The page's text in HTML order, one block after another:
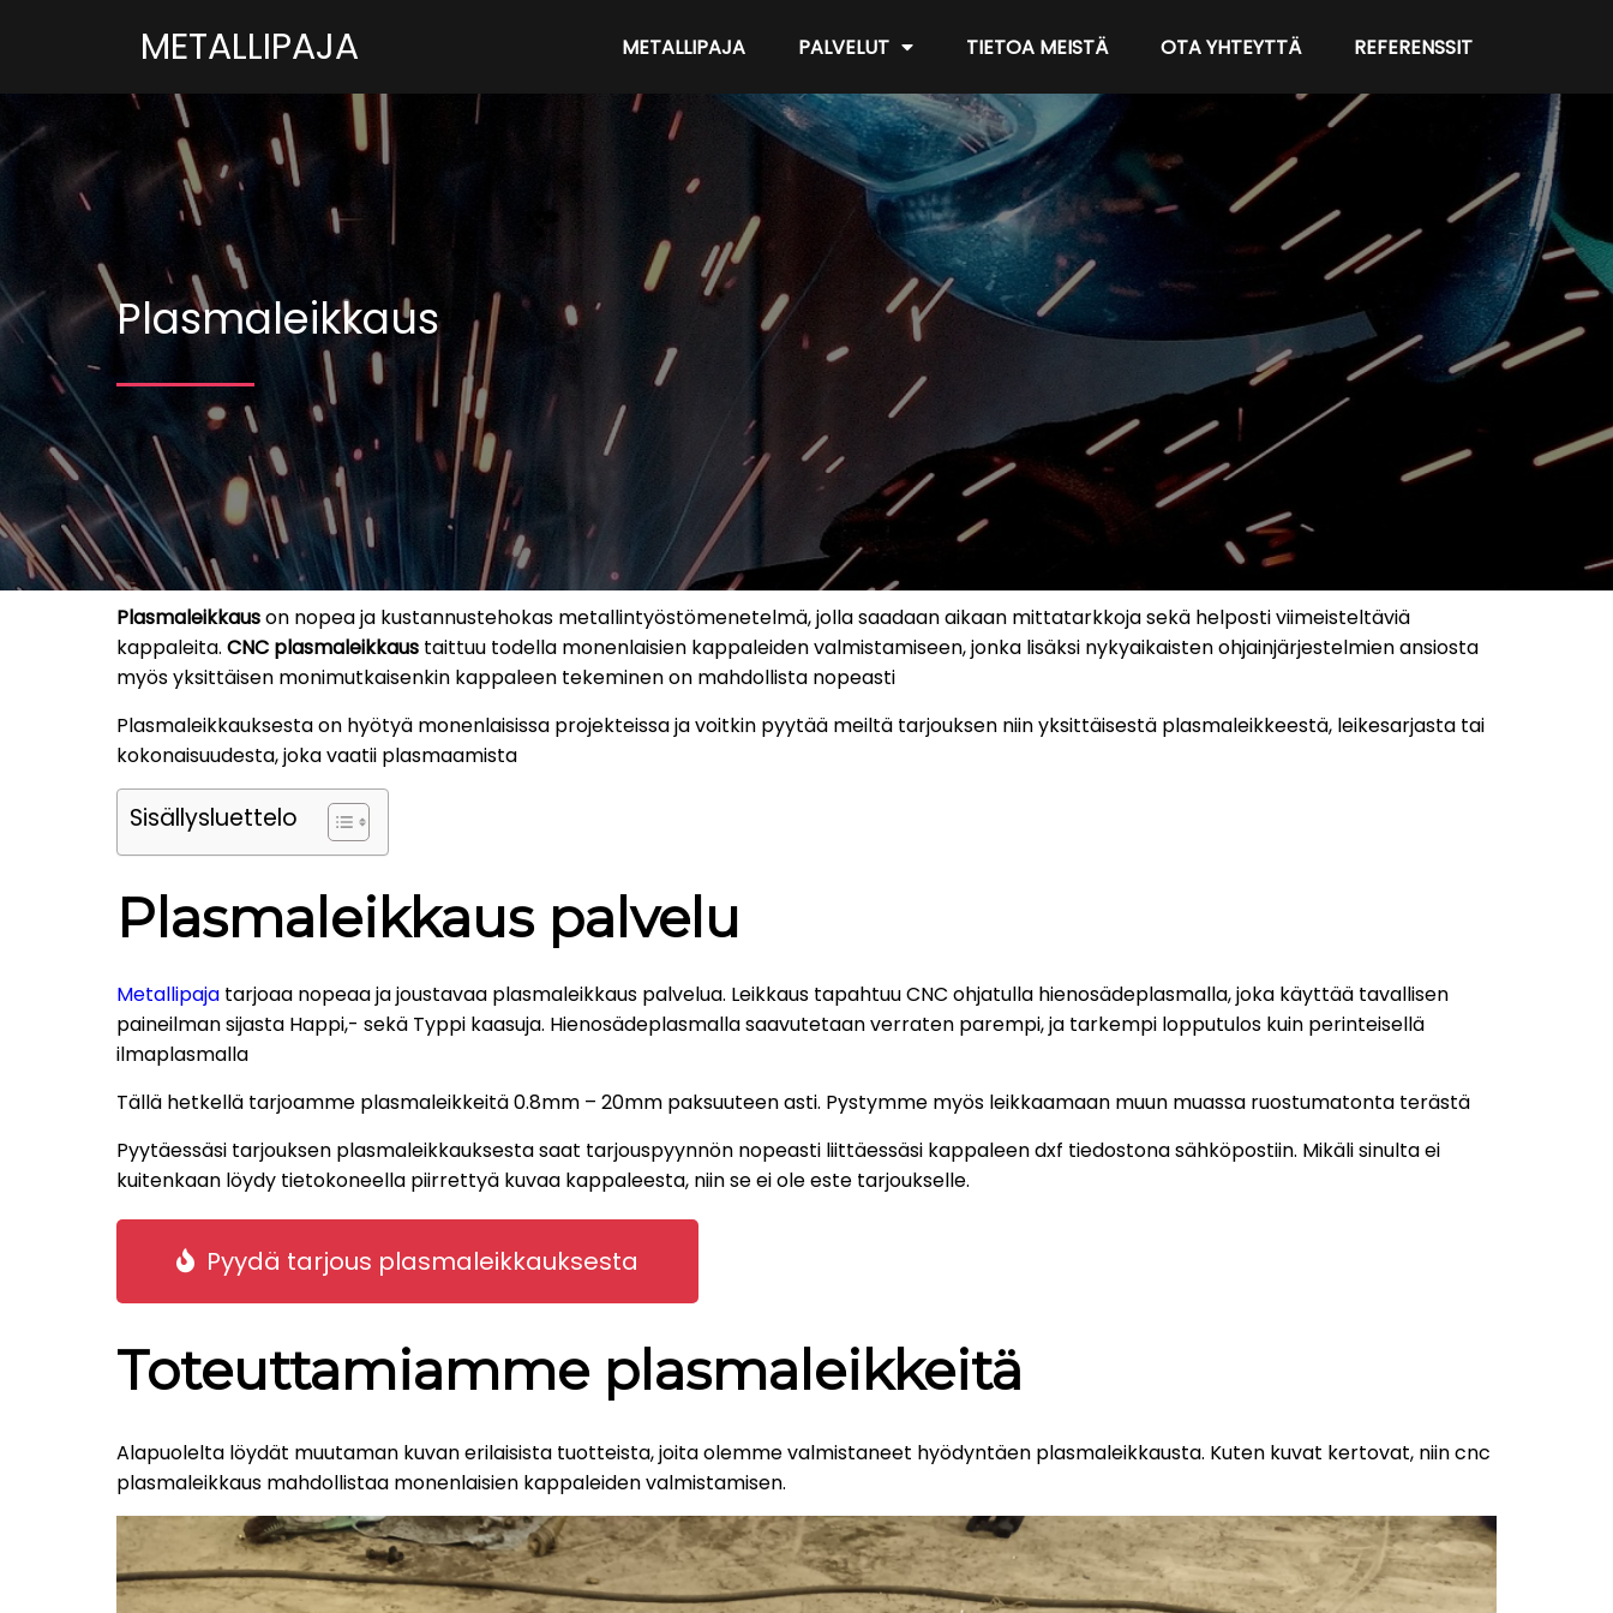
METALLIPAJA METALLIPAJA PALVELUT TIETOA MEISTÄ OTA YHTEYTTÄ REFERENSSIT
Plasmaleikkaus
Plasmaleikkauson nopea ja kustannustehokas metallintyöstömenetelmä, jolla saadaan aikaan mittatarkkoja sekä helposti viimeisteltäviä
kappaleita. CNC plasmaleikkaus taittuu todella monenlaisien kappaleiden valmistamiseen, jonka lisäksi nykyaikaisten ohjainjärjestelmien ansiosta
myös yksittäisen monimutkaisenkin kappaleen tekeminen on mahdollista nopeasti
Plasmaleikkauksesta on hyötyä monenlaisissa projekteissa ja voitkin pyytää meiltä tarjouksen niin yksittäisestä plasmaleikkeestä, leikesarjasta tai
kokonaisuudesta, joka vaatii plasmaamista
Sisällysluettelo
Plasmaleikkaus palvelu
Metallipaja tarjoaa nopeaa ja joustavaa plasmaleikkaus palvelua. Leikkaus tapahtuu CNC ohjatulla hienosädeplasmalla, joka käyttää tavallisen
paineilman sijasta Happi,- sekä Typpi kaasuja. Hienosädeplasmalla saavutetaan verraten parempi, ja tarkempi lopputulos kuin perinteisellä
ilmaplasmalla
Tällä hetkellä tarjoamme plasmaleikkeitä 0.8mm – 20mm paksuuteen asti. Pystymme myös leikkaamaan muun muassa ruostumatonta terästä
Pyytäessäsi tarjouksen plasmaleikkauksesta saat tarjouspyynnön nopeasti liittäessäsi kappaleen dxf tiedostona sähköpostiin. Mikäli sinulta ei
kuitenkaan löydy tietokoneella piirrettyä kuvaa kappaleesta, niin se ei ole este tarjoukselle.
Pyydä tarjous plasmaleikkauksesta
Toteuttamiamme plasmaleikkeitä
Alapuolelta löydät muutaman kuvan erilaisista tuotteista, joita olemme valmistaneet hyödyntäen plasmaleikkausta. Kuten kuvat kertovat, niin cnc
plasmaleikkaus mahdollistaa monenlaisien kappaleiden valmistamisen.